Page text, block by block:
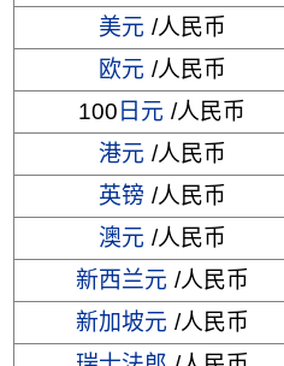
美元 /人民币
欧元 /人民币
100 日元 /人民币
港元 /人民币
英镑 /人民币
澳元 /人民币
新西兰元 /人民币
新加坡元 /人民币